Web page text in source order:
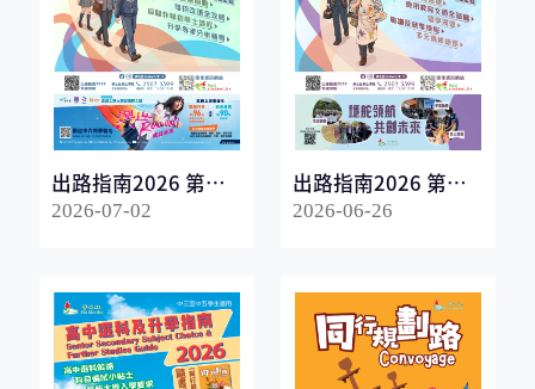
出路指南2026 第一
冊
2026-07-02
出路指南2026 第二
冊
2026-06-26